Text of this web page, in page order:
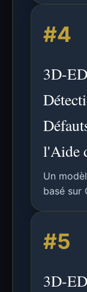
#4
3D-
l'Aide
Un
basé sur
binaire
93,38 %.
#5
3D-